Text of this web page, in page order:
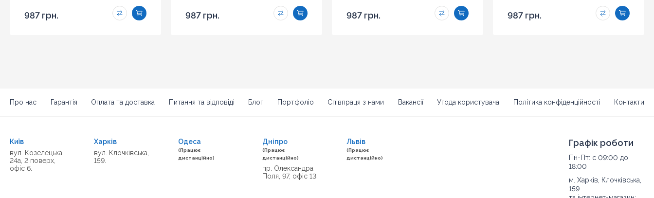
987 грн. 987 грн. 987 грн. 987 грн.
Про нас Гарантія Оплата та доставка Питання та відповіді Блог Портфоліо Співпраця з нами Вакансії Угода користувача Політика конфіденційності Контакти
Київ
вул. Козелецька
24а, 2 поверх,
офіс 6.
Харків
вул. Клочківська,
159.
Одеса
(Працює
дистанційно)
Дніпро
(Працює
дистанційно)
пр. Олександра
Поля, 97, офіс 13.
Львів
(Працює
дистанційно)
Графік роботи
Пн-Пт: с 09:00 до
18:00
м. Харків, Клочківська,
159